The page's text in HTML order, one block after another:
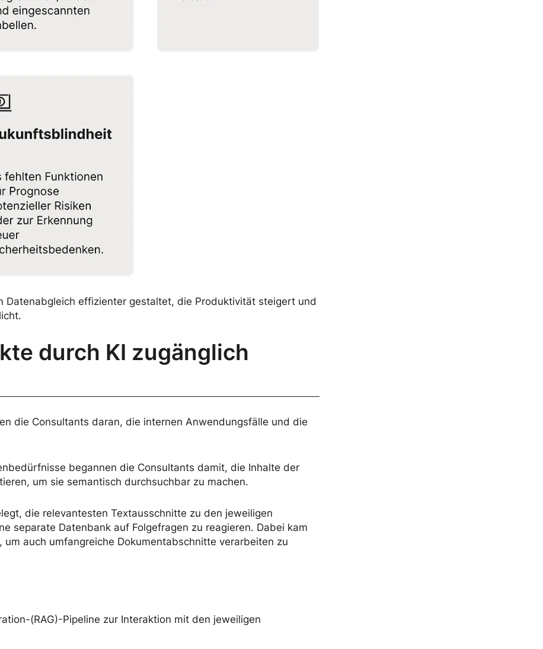
Datenabgleich effizienter gestaltet, die Produktivität steigert und
durch KI zugänglich
die Consultants daran, die internen Anwendungsfälle und die
begannen die Consultants damit, die Inhalte der
um sie semantisch durchsuchbar zu machen.
die relevantesten Textausschnitte zu den jeweiligen
separate Datenbank auf Folgefragen zu reagieren. Dabei kam
auch umfangreiche Dokumentabschnitte verarbeiten zu
(RAG)-Pipeline zur Interaktion mit den jeweiligen